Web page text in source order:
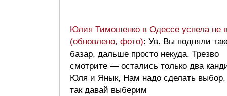
Юлия Тимошенко в Одессе успела не
(обновлено, фото): Ув. Вы подняли
базар, дальше просто некуда. Трезво
смотрите — остались только два
Юля и Янык, Нам надо сделать выбор,
так давай выберим